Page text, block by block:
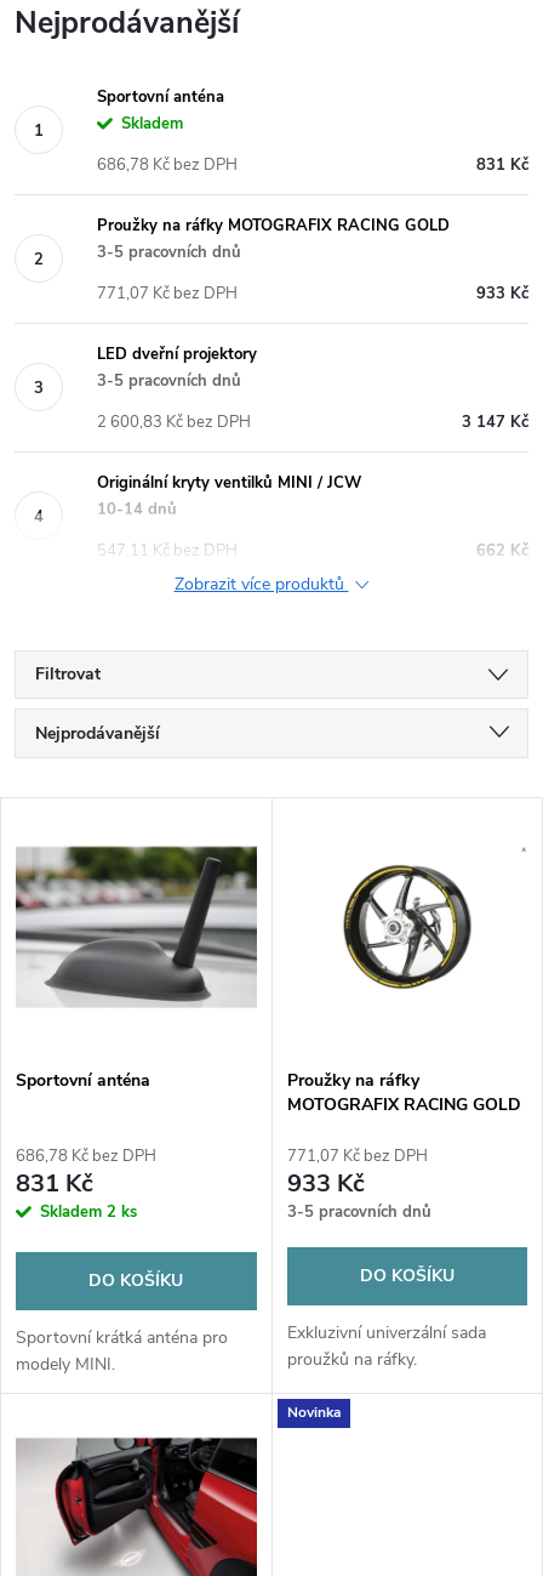
Nejprodávanější
Sportovní anténa
Skladem
831 Kč
686,78 Kč bez DPH
Proužky na ráfky MOTOGRAFIX RACING GOLD
3-5 pracovních dnů
933 Kč
771,07 Kč bez DPH
LED dveřní projektory
3-5 pracovních dnů
3 147 Kč
2 600,83 Kč bez DPH
Originální kryty ventilků MINI / JCW
10-14 dnů
662 Kč
547,11 Kč bez DPH
Zobrazit více produktů
Filtrovat
Ř
a
z
e
n
p
r
o
u
k
t
Nejprodávanější
Abecedně
ý
p
i
s
r
o
d
u
k
Sportovní anténa
686,78 Kč bez DPH
831 Kč
Skladem 2 ks
DO KOŠÍKU
Sportovní krátká anténa pro
modely MINI.
Proužky na ráfky
MOTOGRAFIX RACING GOLD
771,07 Kč bez DPH
933 Kč
3-5 pracovních dnů
DO KOŠÍKU
Exkluzivní univerzální sada
proužků na ráfky.
Novinka